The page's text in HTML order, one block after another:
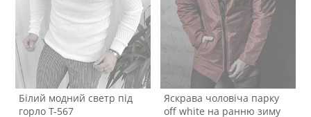
Білий модний светр під
горло Т-567
Яскрава чоловіча парку
off white на ранню зиму